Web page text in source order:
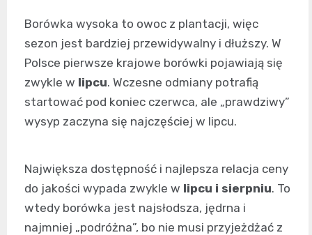
Borówka wysoka to owoc z plantacji, więc
sezon jest bardziej przewidywalny i dłuższy. W
Polsce pierwsze krajowe borówki pojawiają się
zwykle w lipcu. Wczesne odmiany potrafią
startować pod koniec czerwca, ale „prawdziwy”
wysyp zaczyna się najczęściej w lipcu.
Największa dostępność i najlepsza relacja ceny
do jakości wypada zwykle w lipcu i sierpniu. To
wtedy borówka jest najsłodsza, jędrna i
najmniej „podróżna”, bo nie musi przyjeżdżać z